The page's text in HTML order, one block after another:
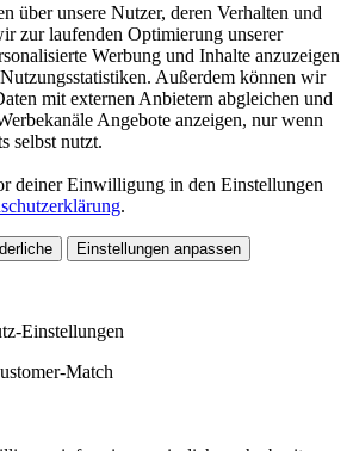
über unsere Nutzer, deren Verhalten und
zur laufenden Optimierung unserer
Werbung und Inhalte anzuzeigen
Außerdem können wir
mit externen Anbietern abgleichen und
Angebote anzeigen, nur wenn
selbst nutzt.
deiner Einwilligung in den Einstellungen
.
Einstellungen anpassen
Einstellungen
Match